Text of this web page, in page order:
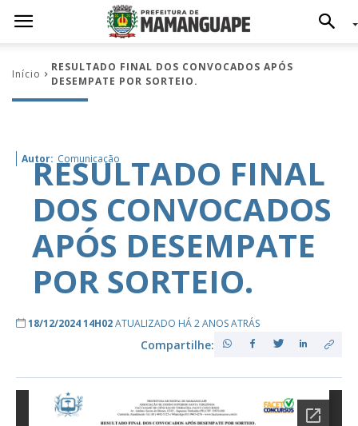
Início
RESULTADO FINAL DOS CONVOCADOS APÓS
DESEMPATE POR SORTEIO.
Autor: Comunicação
RESULTADO FINAL
DOS CONVOCADOS
APÓS DESEMPATE
POR SORTEIO.
18/12/2024 14H02ATUALIZADO HÁ 2 ANOS ATRÁS
Compartilhe: